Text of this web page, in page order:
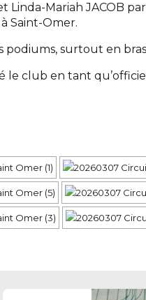
Linda-Mariah JACOB
Saint-Omer.
podiums, surtout en
le club en tant